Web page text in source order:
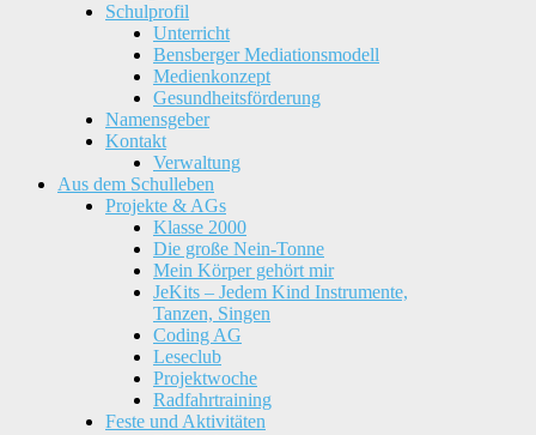
Schulprofil
Unterricht
Bensberger Mediationsmodell
Medienkonzept
Gesundheitsförderung
Namensgeber
Kontakt
Verwaltung
Aus dem Schulleben
Projekte & AGs
Klasse 2000
Die große Nein-Tonne
Mein Körper gehört mir
JeKits – Jedem Kind Instrumente,
Tanzen, Singen
Coding AG
Leseclub
Projektwoche
Radfahrtraining
Feste und Aktivitäten